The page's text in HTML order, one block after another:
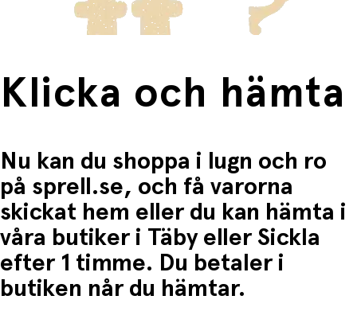
Perfekt för användning på stranden, i trädgården, i
parken eller på campingresan
skyddet kan minska om tyget är vått eller sträckt)
Superlätt och tar liten plats i bagaget eller
Underhåll:
Torka av med en fuktig trasa och mild tvål vid
behov
Får inte strykas eller tvättas i maskin
Låt tältet torka helt innan det packas ihop för
förvaring
Klicka och hämta
Nu kan du shoppa i lugn och ro
på sprell.se, och få varorna
skickat hem eller du kan hämta i
våra butiker i Täby eller Sickla
efter 1 timme. Du betaler i
butiken når du hämtar.